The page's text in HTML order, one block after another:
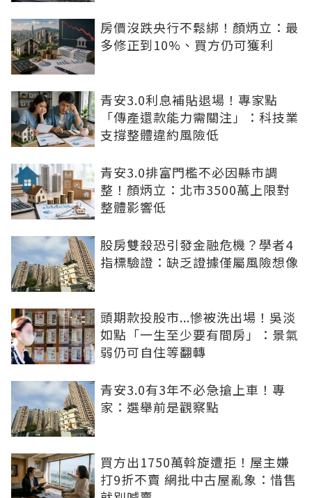
房價沒跌央行不鬆綁！顏炳立：最
多修正到10%、買方仍可獲利
青安3.0利息補貼退場！專家點
「傳產還款能力需關注」：科技業
支撐整體違約風險低
青安3.0排富門檻不必因縣市調
整！顏炳立：北市3500萬上限對
整體影響低
股房雙殺恐引發金融危機？學者4
指標驗證：缺乏證據僅屬風險想像
頭期款投股市...慘被洗出場！吳淡
如點「一生至少要有間房」：景氣
弱仍可自住等翻轉
青安3.0有3年不必急搶上車！專
家：選舉前是觀察點
買方出1750萬斡旋遭拒！屋主嫌
打9折不賣 網批中古屋亂象：惜售